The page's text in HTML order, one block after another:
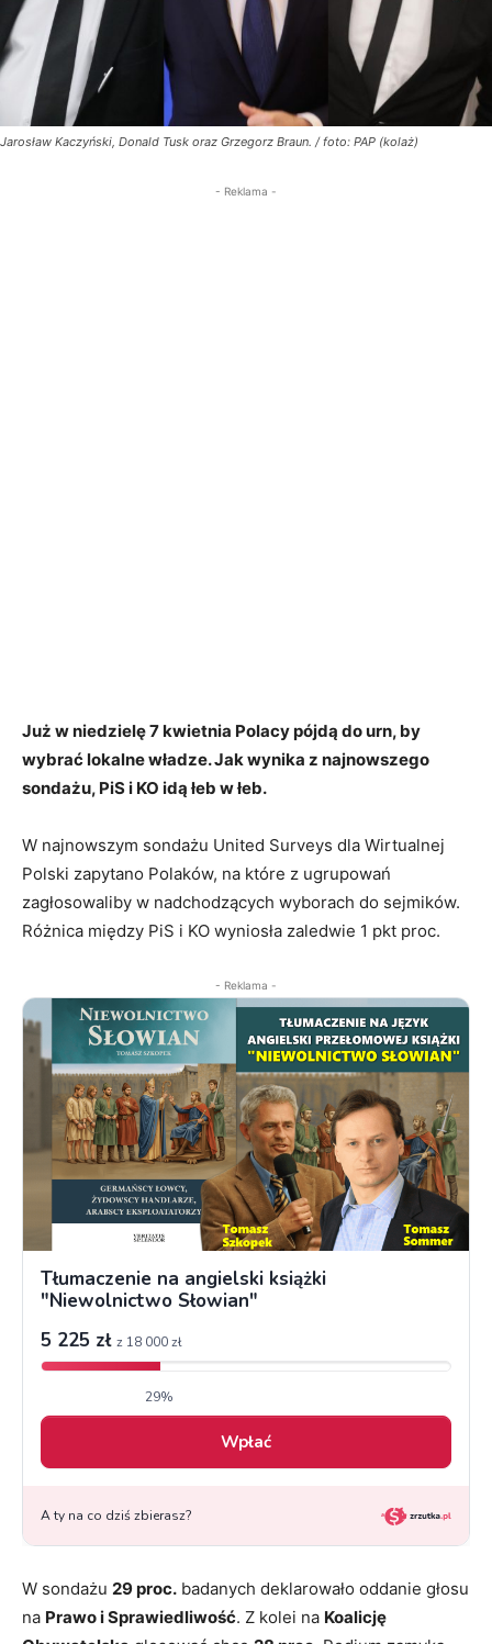
Jarosław Kaczyński, Donald Tusk oraz Grzegorz Braun. / foto: PAP (kolaż)
- Reklama -
Już w niedzielę 7 kwietnia Polacy pójdą do urn, by
wybrać lokalne władze. Jak wynika z najnowszego
sondażu, PiS i KO idą łeb w łeb.
W najnowszym sondażu United Surveys dla Wirtualnej
Polski zapytano Polaków, na które z ugrupowań
zagłosowaliby w nadchodzących wyborach do sejmików.
Różnica między PiS i KO wyniosła zaledwie 1 pkt proc.
- Reklama -
W sondażu 29 proc. badanych deklarowało oddanie głosu
na Prawo i Sprawiedliwość. Z kolei na Koalicję